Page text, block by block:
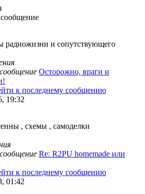
радиожизни и сопутствующего
Осторожно, враги и
к последнему сообщению
19:32
, схемы , самоделки
Re: R2PU homemade или
к последнему сообщению
01:42